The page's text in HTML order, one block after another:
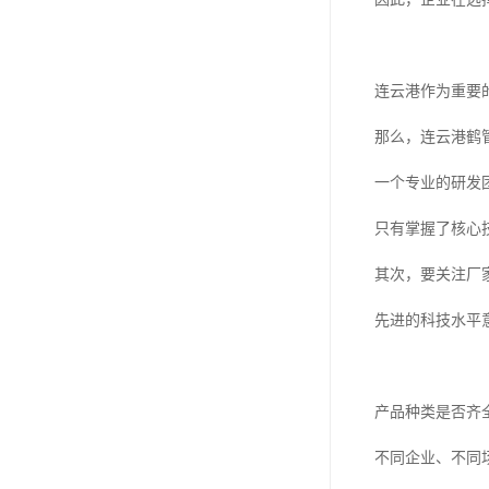
连云港作为重要
那么，连云港鹤
一个专业的研发
只有掌握了核心
其次，要关注厂
先进的科技水平
产品种类是否齐
不同企业、不同